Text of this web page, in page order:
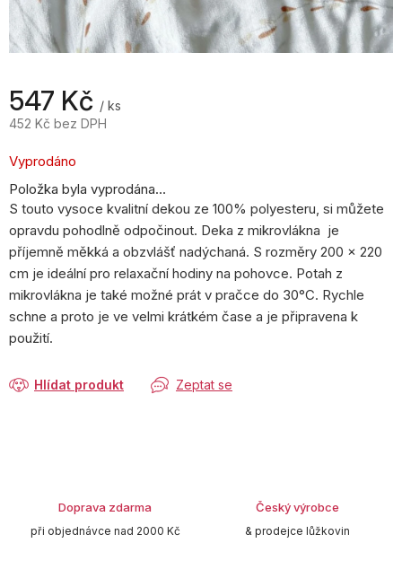
547 Kč / ks
452 Kč bez DPH
cena:
Vyprodáno
Položka byla vyprodána…
S touto vysoce kvalitní dekou ze 100% polyesteru, si můžete
opravdu pohodlně odpočinout. Deka z mikrovlákna je
příjemně měkká a obzvlášť nadýchaná. S rozměry 200 x 220
cm je ideální pro relaxační hodiny na pohovce. Potah z
mikrovlákna je také možné prát v pračce do 30°C. Rychle
schne a proto je ve velmi krátkém čase a je připravena k
použití.
Zeptat se
Hlídat produkt
Doprava zdarma
při objednávce nad 2000 Kč
Český výrobce
& prodejce lůžkovin